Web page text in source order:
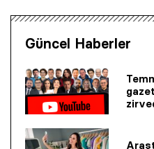
Güncel Haberler